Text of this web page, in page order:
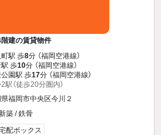
建の賃貸物件
町駅 歩8分 （福岡空港線）
歩10分 （福岡空港線）
公園駅 歩17分 （福岡空港線）
駅（徒歩20分圏内）
福岡市中央区今川２
築 / 鉄骨
配ボックス